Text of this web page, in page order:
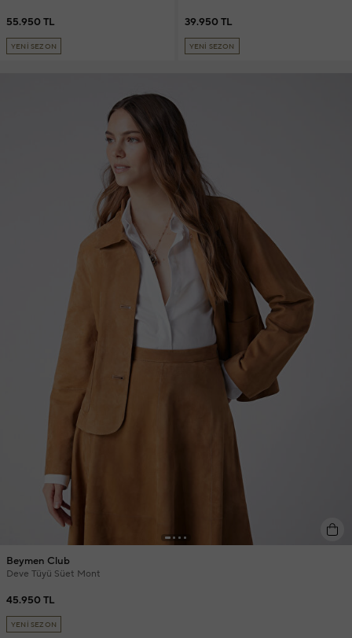
55.950 TL
YENİ SEZON
39.950 TL
YENİ SEZON
Beymen Club
Deve Tüyü Süet Mont
45.950 TL
YENİ SEZON